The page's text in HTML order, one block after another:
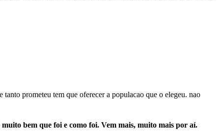
prometeu tem que oferecer a populacao que o elegeu. nao
bem que foi e como foi. Vem mais, muito mais por aí.